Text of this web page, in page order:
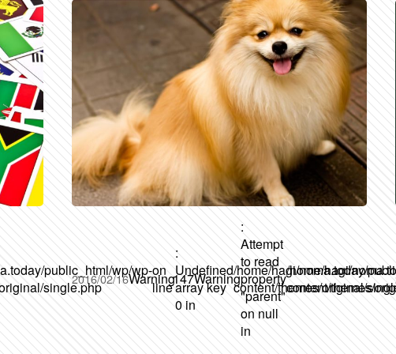
public_html/wp/wp-
single.php
on
line147Warning
:
Attempt
to read
property
"parent"
on null
in
/home/hagi/
content/themes/
2016/02/16Warning
:
Undefined
array key
0 in
/home/hagi/noma.today/
content/themes/original/